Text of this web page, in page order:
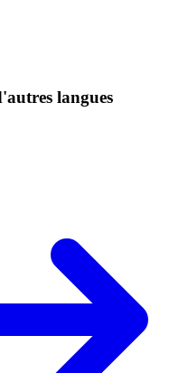
langues